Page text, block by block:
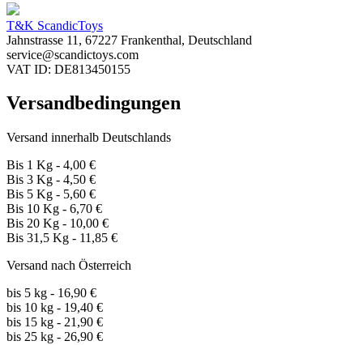
T&K ScandicToys
Jahnstrasse 11, 67227 Frankenthal, Deutschland
service@scandictoys.com
VAT ID: DE813450155
Versandbedingungen
Versand innerhalb Deutschlands
Bis 1 Kg - 4,00 €
Bis 3 Kg - 4,50 €
Bis 5 Kg - 5,60 €
Bis 10 Kg - 6,70 €
Bis 20 Kg - 10,00 €
Bis 31,5 Kg - 11,85 €
Versand nach Österreich
bis 5 kg - 16,90 €
bis 10 kg - 19,40 €
bis 15 kg - 21,90 €
bis 25 kg - 26,90 €